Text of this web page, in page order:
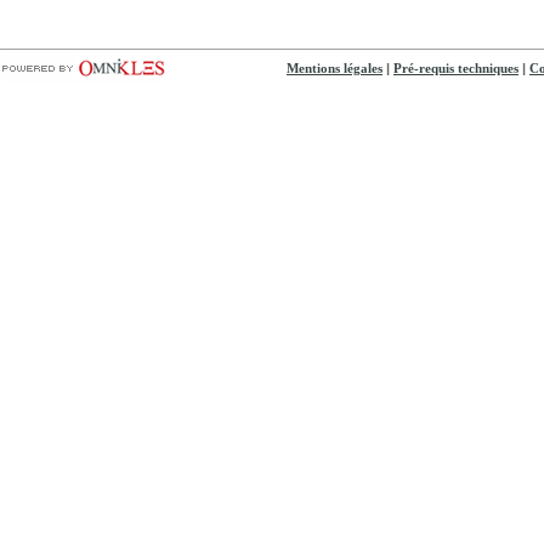
Mentions légales Pré-requis techniques